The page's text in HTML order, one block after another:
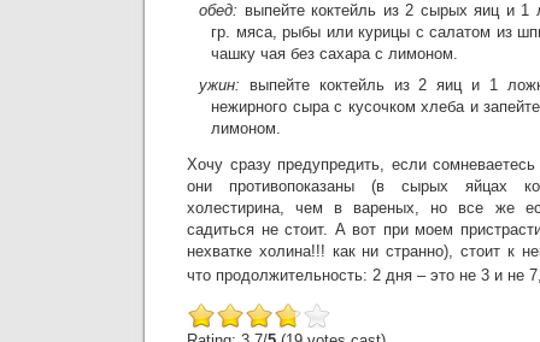
обед: выпейте коктейль из 2 сырых яиц и
гр. мяса, рыбы или курицы с салатом из
чашку чая без сахара с лимоном.
ужин: выпейте коктейль из 2 яиц и 1
нежирного сыра с кусочком хлеба и
лимоном.
Хочу сразу предупредить, если
они противопоказаны (в сырых яйцах
холестирина, чем в вареных, но все же
садиться не стоит. А вот при моем
нехватке холина!!! как ни странно), стоит к
что продолжительность: 2 дня – это не 3 и не